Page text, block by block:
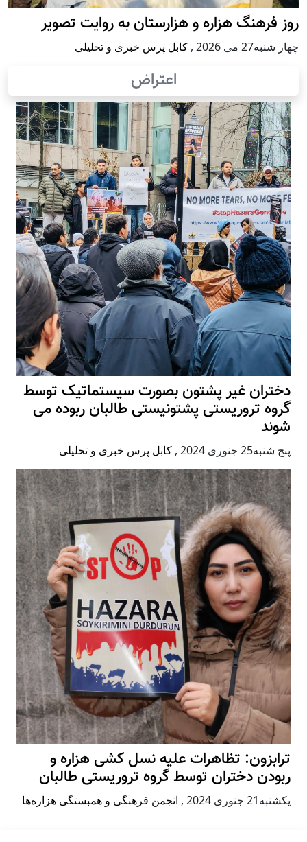
روز فرهنگ هزاره و هزارستان به روایت تصویر
چهار شنبه27 می 2026 , کابل پرس خبری و تحلیلی
اعتراض
دختران غیر پشتون بصورت سیستماتیک توسط
گروه تروریستی پشتونیستی طالبان ربوده می
شوند
پنج شنبه25 جنوری 2024 , کابل پرس خبری و تحلیلی
ترابزون: تظاهرات علیه نسل کشی هزاره و
ربودن دختران توسط گروه تروریستی طالبان
يكشنبه21 جنوری 2024 , انجمن فرهنگی و همبستگی هزاره‌ها